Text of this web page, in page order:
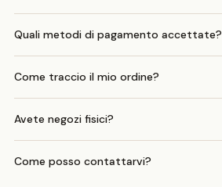
Quali metodi di pagamento accettate?
Come traccio il mio ordine?
Avete negozi fisici?
Come posso contattarvi?